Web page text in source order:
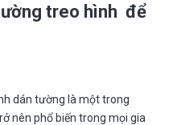
treo hình để
dán tường là một trong
nên phổ biến trong mọi gia